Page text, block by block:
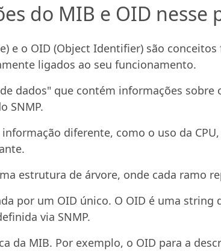
do MIB e OID nesse
e o OID (Object Identifier) são
ligados ao seu funcionamento.
dados" que contém informações
SNMP.
diferente, como o uso da
estrutura de árvore, onde cada ramo
por um OID único. O OID é uma
via SNMP.
da MIB. Por exemplo, o OID para a